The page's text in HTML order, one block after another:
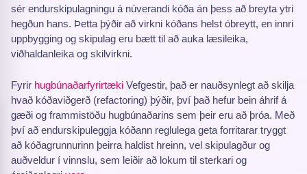
sér endurskipulagningu á núverandi kóða án þess að breyta ytri
hegðun hans. Þetta þýðir að virkni kóðans helst óbreytt, en innri
uppbygging og skipulag eru bætt til að auka læsileika,
viðhaldanleika og skilvirkni.
Fyrir hugbúnaðarfyrirtæki Vefgestir, það er nauðsynlegt að skilja
hvað kóðaviðgerð (refactoring) þýðir, því það hefur bein áhrif á
gæði og frammistöðu hugbúnaðarins sem þeir eru að þróa. Með
því að endurskipuleggja kóðann reglulega geta forritarar tryggt
að kóðagrunnurinn þeirra haldist hreinn, vel skipulagður og
auðveldur í vinnslu, sem leiðir að lokum til sterkari og